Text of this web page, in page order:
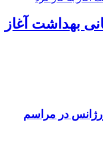
بهداشت آغاز
در مراسم